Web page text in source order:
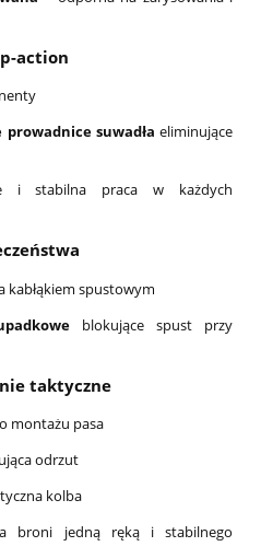
action
suwadła eliminujące
i stabilna praca w każdych
kabłąkiem spustowym
blokujące spust przy
taktyczne
montażu pasa
odrzut
kolba
broni jedną ręką i stabilnego